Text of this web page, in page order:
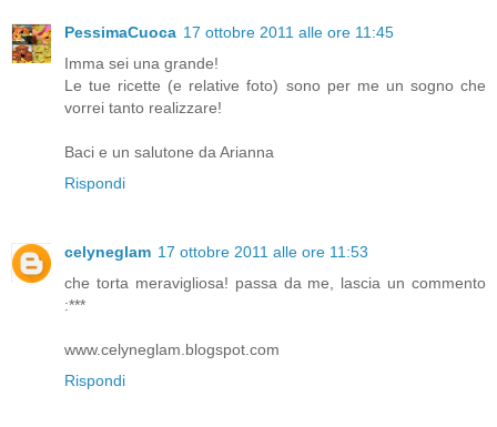
PessimaCuoca 17 ottobre 2011 alle ore 11:45
Imma sei una grande!
Le tue ricette (e relative foto) sono per me un sogno che
vorrei tanto realizzare!
Baci e un salutone da Arianna
Rispondi
celyneglam 17 ottobre 2011 alle ore 11:53
che torta meravigliosa! passa da me, lascia un commento
:***
www.celyneglam.blogspot.com
Rispondi